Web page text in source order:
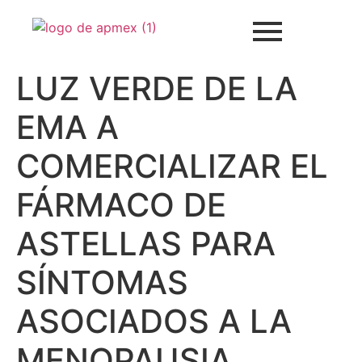
LUZ VERDE DE LA
EMA A
COMERCIALIZAR EL
FÁRMACO DE
ASTELLAS PARA
SÍNTOMAS
ASOCIADOS A LA